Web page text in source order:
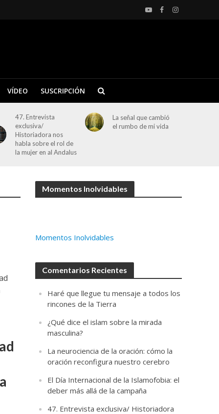
VÍDEO SUSCRIPCIÓN
47. Entrevista
exclusiva/
Historiadora nos
habla sobre el rol de
la mujer en al Andalus
La señal que cambió
el rumbo de mi vida
Momentos Inolvidables
Momentos Inolvidables
Comentarios Recientes
Haré que llegue tu mensaje a todos los
rincones de la Tierra
¿Qué dice el islam sobre la mirada
masculina?
La neurociencia de la oración: cómo la
oración reconfigura nuestro cerebro
El Día Internacional de la Islamofobia: el
deber más allá de la campaña
47. Entrevista exclusiva/ Historiadora